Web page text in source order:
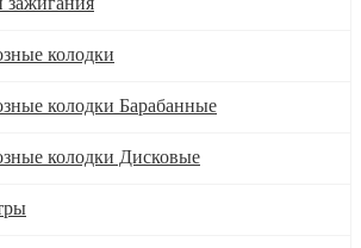
колодки
колодки Барабанные
колодки Дисковые